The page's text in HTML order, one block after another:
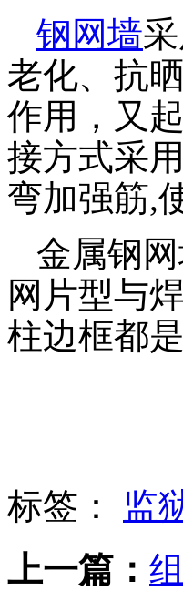
钢网墙
老化、抗
作用，又
接方式采
弯加强筋,
金属钢
网片型与
柱边框都
标签： 监
上一篇：